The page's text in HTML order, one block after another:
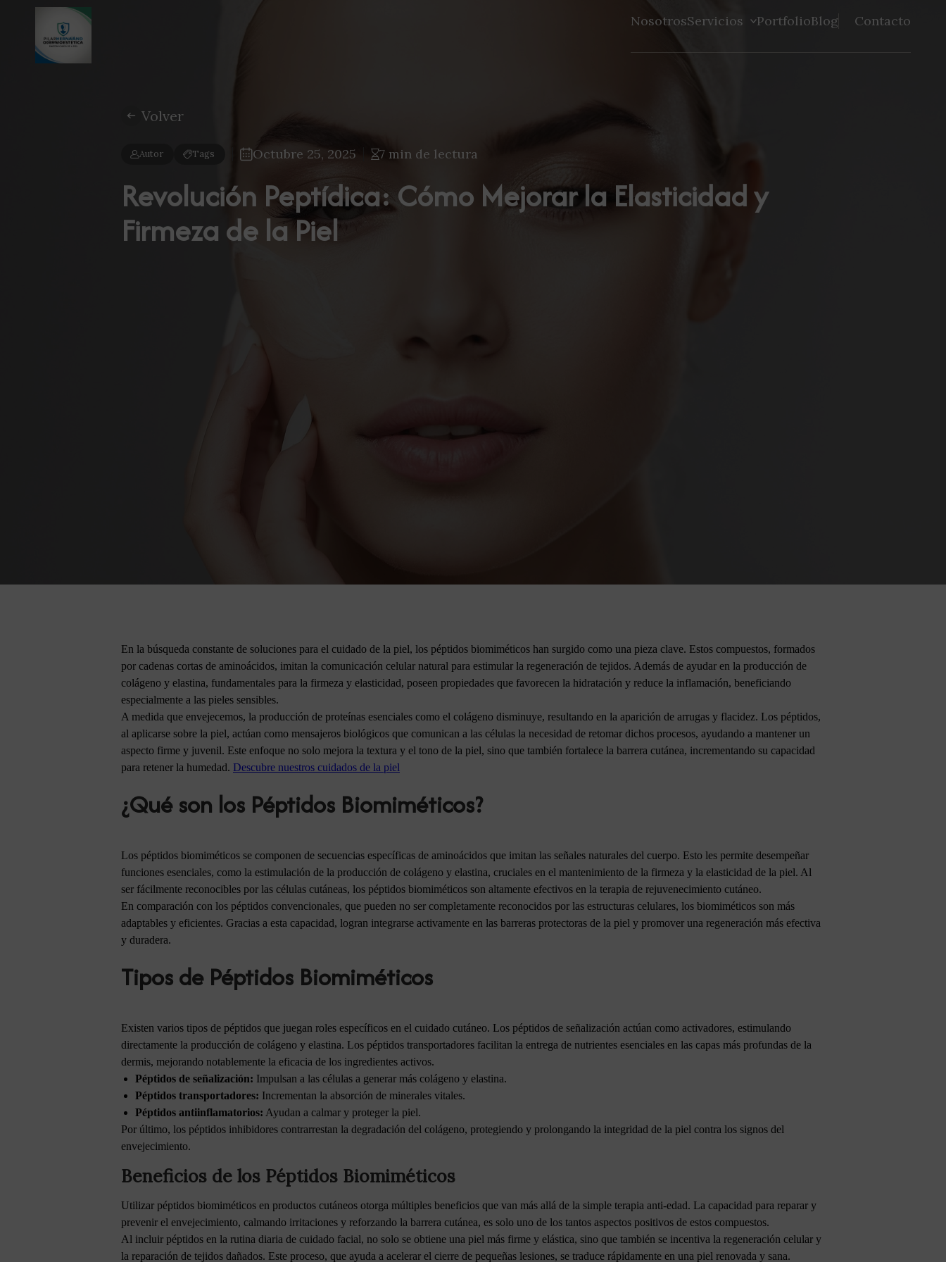
NosotrosServicios PortfolioBlog Contacto
Volver
Autor Tags Octubre 25, 2025 7 min de lectura
Revolución Peptídica: Cómo Mejorar la Elasticidad y
Firmeza de la Piel
En la búsqueda constante de soluciones para el cuidado de la piel, los péptidos biomiméticos han surgido como una pieza clave. Estos compuestos, formados
por cadenas cortas de aminoácidos, imitan la comunicación celular natural para estimular la regeneración de tejidos. Además de ayudar en la producción de
colágeno y elastina, fundamentales para la firmeza y elasticidad, poseen propiedades que favorecen la hidratación y reduce la inflamación, beneficiando
especialmente a las pieles sensibles.
A medida que envejecemos, la producción de proteínas esenciales como el colágeno disminuye, resultando en la aparición de arrugas y flacidez. Los péptidos,
al aplicarse sobre la piel, actúan como mensajeros biológicos que comunican a las células la necesidad de retomar dichos procesos, ayudando a mantener un
aspecto firme y juvenil. Este enfoque no solo mejora la textura y el tono de la piel, sino que también fortalece la barrera cutánea, incrementando su capacidad
para retener la humedad. Descubre nuestros cuidados de la piel
¿Qué son los Péptidos Biomiméticos?
Los péptidos biomiméticos se componen de secuencias específicas de aminoácidos que imitan las señales naturales del cuerpo. Esto les permite desempeñar
funciones esenciales, como la estimulación de la producción de colágeno y elastina, cruciales en el mantenimiento de la firmeza y la elasticidad de la piel. Al
ser fácilmente reconocibles por las células cutáneas, los péptidos biomiméticos son altamente efectivos en la terapia de rejuvenecimiento cutáneo.
En comparación con los péptidos convencionales, que pueden no ser completamente reconocidos por las estructuras celulares, los biomiméticos son más
adaptables y eficientes. Gracias a esta capacidad, logran integrarse activamente en las barreras protectoras de la piel y promover una regeneración más efectiva
y duradera.
Tipos de Péptidos Biomiméticos
Existen varios tipos de péptidos que juegan roles específicos en el cuidado cutáneo. Los péptidos de señalización actúan como activadores, estimulando
directamente la producción de colágeno y elastina. Los péptidos transportadores facilitan la entrega de nutrientes esenciales en las capas más profundas de la
dermis, mejorando notablemente la eficacia de los ingredientes activos.
Péptidos de señalización: Impulsan a las células a generar más colágeno y elastina.
Péptidos transportadores: Incrementan la absorción de minerales vitales.
Péptidos antiinflamatorios: Ayudan a calmar y proteger la piel.
Por último, los péptidos inhibidores contrarrestan la degradación del colágeno, protegiendo y prolongando la integridad de la piel contra los signos del
envejecimiento.
Beneficios de los Péptidos Biomiméticos
Utilizar péptidos biomiméticos en productos cutáneos otorga múltiples beneficios que van más allá de la simple terapia anti-edad. La capacidad para reparar y
prevenir el envejecimiento, calmando irritaciones y reforzando la barrera cutánea, es solo uno de los tantos aspectos positivos de estos compuestos.
Al incluir péptidos en la rutina diaria de cuidado facial, no solo se obtiene una piel más firme y elástica, sino que también se incentiva la regeneración celular y
la reparación de tejidos dañados. Este proceso, que ayuda a acelerar el cierre de pequeñas lesiones, se traduce rápidamente en una piel renovada y sana.